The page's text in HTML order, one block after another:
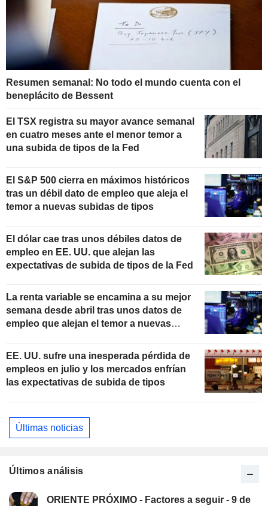
Resumen semanal: No todo el mundo cuenta con el
beneplácito de Bessent
El TSX registra su mayor avance semanal
en cuatro meses ante el menor temor a
una subida de tipos de la Fed
El S&P 500 cierra en máximos históricos
tras un débil dato de empleo que aleja el
temor a nuevas subidas de tipos
El dólar cae tras unos débiles datos de
empleo en EE. UU. que alejan las
expectativas de subida de tipos de la Fed
La renta variable se encamina a su mejor
semana desde abril tras unos datos de
empleo que alejan el temor a nuevas
EE. UU. sufre una inesperada pérdida de
empleos en julio y los mercados enfrían
las expectativas de subida de tipos
Últimas noticias
Últimos análisis
ORIENTE PRÓXIMO - Factores a seguir - 9 de